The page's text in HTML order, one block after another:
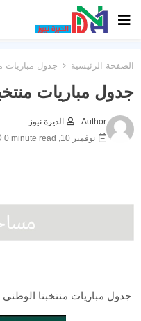
الصفحة الرئيسية جدول مباريات
جدول مباريات
Author -
الديرة نيوز
نوفمبر 10, 2024
0 minute read
جدول مباريات منتخبنا الوطني